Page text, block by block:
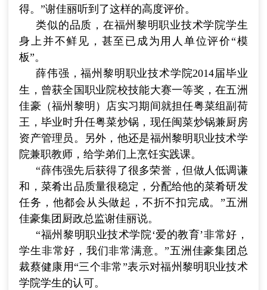
得。”谢佳丽听到了这样的高度评价。
类似的品质，在福州黎明职业技术学院学生
身上并不鲜见，甚至已成为用人单位评价“模
板”。
薛伟强，福州黎明职业技术学院2014届毕业
生，曾获全国职业院校技能大赛一等奖，在五洲
佳豪（福州黎明）店实习期间就担任粤菜组副荷
王，毕业时升任粤菜炒锅，现任闽菜炒锅兼厨房
资产管理员。另外，他还是福州黎明职业技术学
院兼职教师，给学弟们上烹饪实践课。
“薛伟强先后获得了很多荣誉，但做人低调谦
和，菜肴出品质量很稳定，分配给他的菜肴研发
任务，他都会从头做起，不折不扣完成。”五洲
佳豪集团厨政总监谢佳丽说。
“福州黎明职业技术学院‘爱的教育’非常好，
学生非常好，我们非常满意。”五洲佳豪集团总
裁蔡健康用“三个非常”表示对福州黎明职业技术
学院学生的认可。